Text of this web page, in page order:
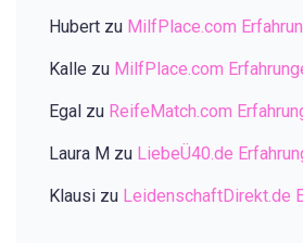
Hubert zu MilfPlace.com
Kalle zu MilfPlace.com
Egal zu ReifeMatch.com
Laura M zu LiebeÜ40.de
Klausi zu LeidenschaftDirekt.de